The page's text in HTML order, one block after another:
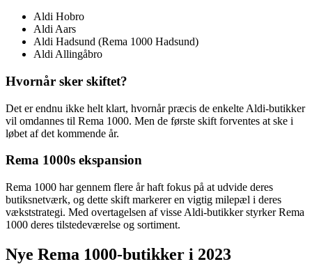
Aldi Hobro
Aldi Aars
Aldi Hadsund (Rema 1000 Hadsund)
Aldi Allingåbro
Hvornår sker skiftet?
Det er endnu ikke helt klart, hvornår præcis de enkelte Aldi-butikker
vil omdannes til Rema 1000. Men de første skift forventes at ske i
løbet af det kommende år.
Rema 1000s ekspansion
Rema 1000 har gennem flere år haft fokus på at udvide deres
butiksnetværk, og dette skift markerer en vigtig milepæl i deres
vækststrategi. Med overtagelsen af visse Aldi-butikker styrker Rema
1000 deres tilstedeværelse og sortiment.
Nye Rema 1000-butikker i 2023